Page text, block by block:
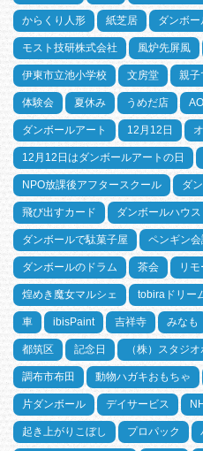
からくり人形 紙芝居 ダンボー
モスト技研株式会社 風炉先屏風
伊東市立池小学校 文房堂 親子
体験会 夏休み うめだ店
ダンボールアート 12月12日
12月12日はダンボールアートの日
NPO放課後アフタースクール ダ
飛び出すカード ダンボールハウス
ダンボールで駄菓子屋 ペンギン会
ダンボールのドラム 茶会 リモ
煌めき魔女マルシェ tobiraドリー
車 ibisPaint 吉祥寺 みなも
都筑区 記念日 （株）スタジオ
調布市布田 動物ハガキおもちゃ
片ダンボール デイサービス
起き上がりこぼし プロパック